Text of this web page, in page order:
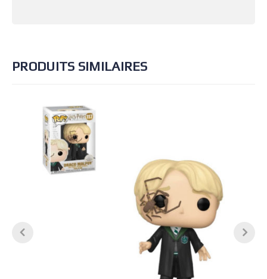
PRODUITS SIMILAIRES